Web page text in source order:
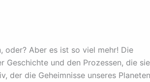
oder? Aber es ist so viel mehr! Die
Geschichte und den Prozessen, die sie
der die Geheimnisse unseres Planeten